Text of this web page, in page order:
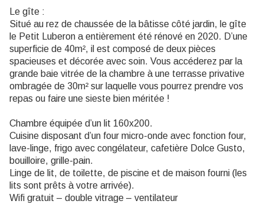
Le gîte :
Situé au rez de chaussée de la bâtisse côté jardin, le gîte
le Petit Luberon a entièrement été rénové en 2020. D’une
superficie de 40m², il est composé de deux pièces
spacieuses et décorée avec soin. Vous accéderez par la
grande baie vitrée de la chambre à une terrasse privative
ombragée de 30m² sur laquelle vous pourrez prendre vos
repas ou faire une sieste bien méritée !
Chambre équipée d’un lit 160x200.
Cuisine disposant d’un four micro-onde avec fonction four,
lave-linge, frigo avec congélateur, cafetière Dolce Gusto,
bouilloire, grille-pain.
Linge de lit, de toilette, de piscine et de maison fourni (les
lits sont prêts à votre arrivée).
Wifi gratuit – double vitrage – ventilateur